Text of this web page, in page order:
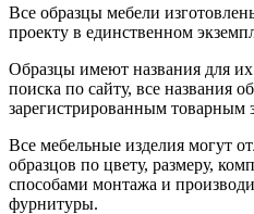
Все образцы мебели
проекту в единственном
Образцы имеют названия для
поиска по сайту, все названия
зарегистрированным товарным
Все мебельные изделия могут
образцов по цвету, размеру,
способами монтажа и
фурнитуры.